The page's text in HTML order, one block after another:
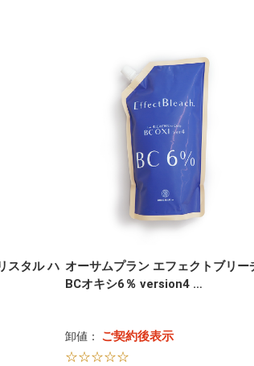
スタル ハ オーサムプラン エフェクトブリー
BCオキシ6％ version4 …
卸値： ご契約後表示
☆☆☆☆☆